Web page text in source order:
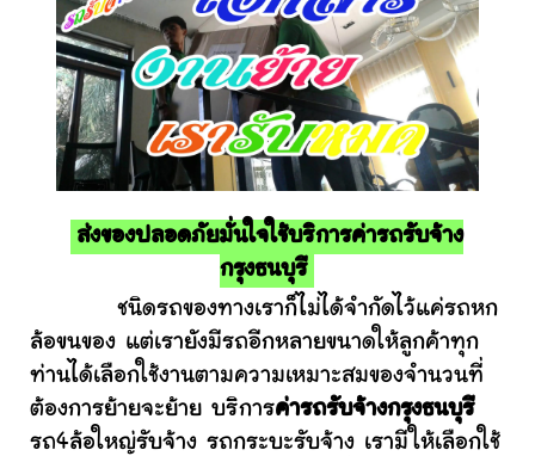
ส่งของปลอดภัยมั่นใจใช้บริการค่ารถรับจ้าง
กรุงธนบุรี
ชนิดรถของทางเราก็ไม่ได้จำกัดไว้แค่รถหก
ล้อขนของ แต่เรายังมีรถอีกหลายขนาดให้ลูกค้าทุก
ท่านได้เลือกใช้งานตามความเหมาะสมของจำนวนที่
ต้องการย้ายจะย้าย บริการค่ารถรับจ้างกรุงธนบุรี
รถ4ล้อใหญ่รับจ้าง รถกระบะรับจ้าง เรามีให้เลือกใช้